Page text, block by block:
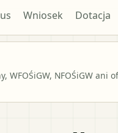
Wniosek Dotacja
NFOŚiGW ani